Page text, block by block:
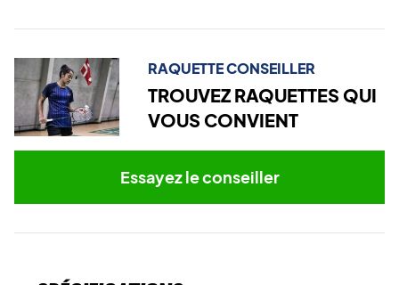
RAQUETTE CONSEILLER
TROUVEZ RAQUETTES QUI
VOUS CONVIENT
Essayez le conseiller